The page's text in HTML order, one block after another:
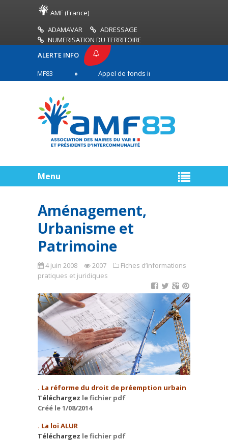
AMF (France)
ADAMAVAR
ADRESSAGE
NUMERISATION DU TERRITOIRE
ALERTE INFO
Appel de fonds incendies de forêt
en première ligne
Menu
Aménagement,
Urbanisme et
Patrimoine
4 juin 2008 2007
Fiches d’informations
pratiques et juridiques
. La réforme du droit de préemption urbain
Téléchargez le fichier pdf
Créé le 1/08/2014
. La loi ALUR
Téléchargez le fichier pdf